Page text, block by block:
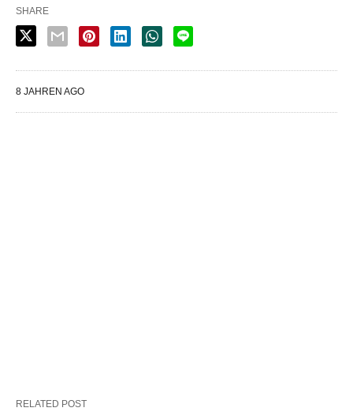
SHARE
8 JAHREN AGO
RELATED POST